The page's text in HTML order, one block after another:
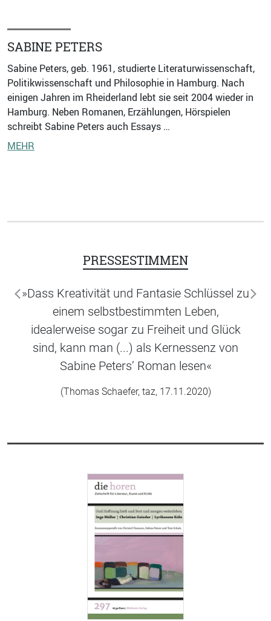
SABINE PETERS
Sabine Peters, geb. 1961, studierte Literaturwissenschaft,
Politikwissenschaft und Philosophie in Hamburg. Nach
einigen Jahren im Rheiderland lebt sie seit 2004 wieder in
Hamburg. Neben Romanen, Erzählungen, Hörspielen
schreibt Sabine Peters auch Essays …
MEHR
PRESSESTIMMEN
»Dass Kreativität und Fantasie Schlüssel zu
einem selbstbestimmten Leben,
idealerweise sogar zu Freiheit und Glück
sind, kann man (...) als Kernessenz von
Sabine Peters’ Roman lesen«
(Thomas Schaefer, taz, 17.11.2020)
zurück